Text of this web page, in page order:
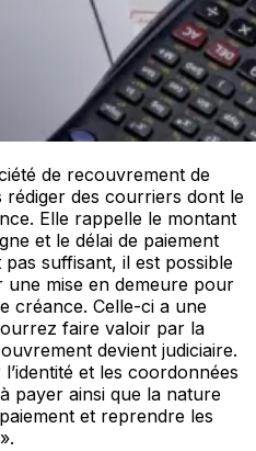
de recouvrement de
des courriers dont le
Elle rappelle le montant
et le délai de paiement
pas suffisant, il est possible
une mise en demeure pour
créance. Celle-ci a une
faire valoir par la
devient judiciaire.
et les coordonnées
payer ainsi que la nature
et reprendre les